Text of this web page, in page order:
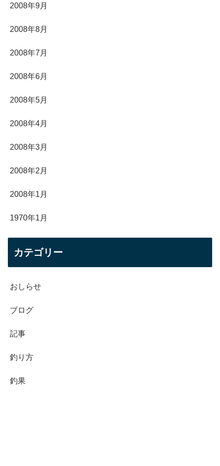
2008年9月
2008年8月
2008年7月
2008年6月
2008年5月
2008年4月
2008年3月
2008年2月
2008年1月
1970年1月
カテゴリー
おしらせ
ブログ
記事
釣り方
釣果